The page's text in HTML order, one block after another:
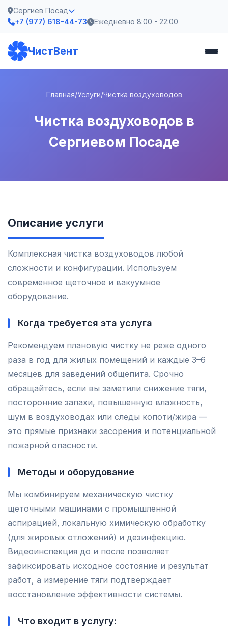
Сергиев Посад
+7 (977) 618-44-73
Ежедневно 8:00 - 22:00
ЧистВент
Главная/Услуги/Чистка воздуховодов
Чистка воздуховодов в
Сергиевом Посаде
Описание услуги
Комплексная чистка воздуховодов любой
сложности и конфигурации. Используем
современное щеточное и вакуумное
оборудование.
Когда требуется эта услуга
Рекомендуем плановую чистку не реже одного
раза в год для жилых помещений и каждые 3–6
месяцев для заведений общепита. Срочно
обращайтесь, если вы заметили снижение тяги,
посторонние запахи, повышенную влажность,
шум в воздуховодах или следы копоти/жира —
это прямые признаки засорения и потенциальной
пожарной опасности.
Методы и оборудование
Мы комбинируем механическую чистку
щеточными машинами с промышленной
аспирацией, локальную химическую обработку
(для жировых отложений) и дезинфекцию.
Видеоинспекция до и после позволяет
зафиксировать исходное состояние и результат
работ, а измерение тяги подтверждает
восстановление эффективности системы.
Что входит в услугу: